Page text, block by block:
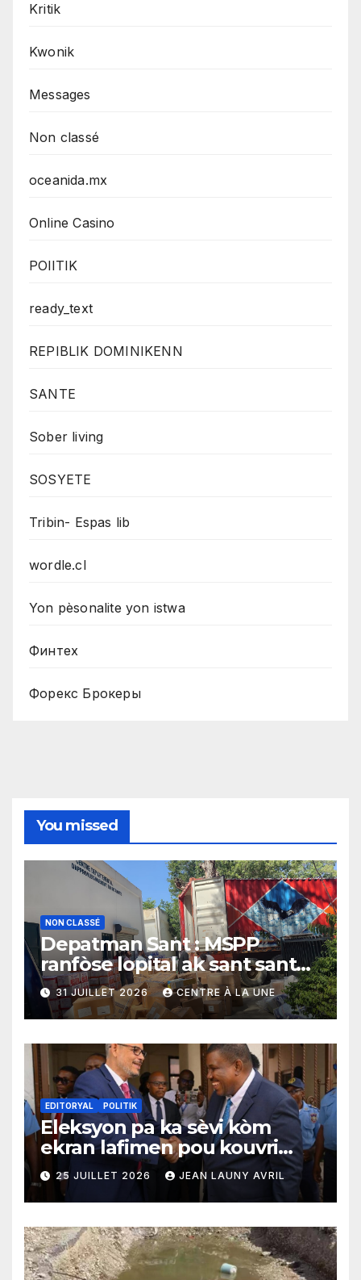
Kritik
Kwonik
Messages
Non classé
oceanida.mx
Online Casino
POlITIK
ready_text
REPIBLIK DOMINIKENN
SANTE
Sober living
SOSYETE
Tribin- Espas lib
wordle.cl
Yon pèsonalite yon istwa
Финтех
Форекс Брокеры
You missed
NON CLASSÉ
Depatman Sant : MSPP
ranfòse lopital ak sant sante
yo ak yon enpòtan kagezon
materyèl medikal
31 JUILLET 2026 CENTRE À LA UNE
EDITORYAL POLITIK
Eleksyon pa ka sèvi kòm
ekran lafimen pou kouvri
echèk tranzisyon an
25 JUILLET 2026 JEAN LAUNY AVRIL